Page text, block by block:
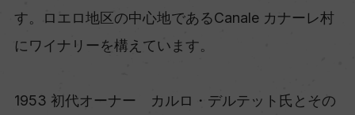
す。ロエロ地区の中心地であるCanale カナーレ村
にワイナリーを構えています。
1953 初代オーナー カルロ・デルテット氏とその